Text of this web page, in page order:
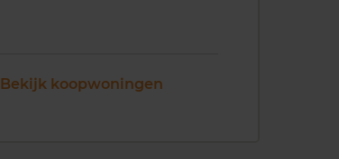
Bekijk koopwoningen